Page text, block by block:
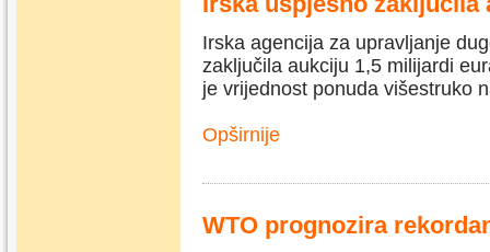
Irska agencija za upravljanje
zaključila aukciju 1,5 milijardi
je vrijednost ponuda višestruko
Opširnije
WTO prognozira